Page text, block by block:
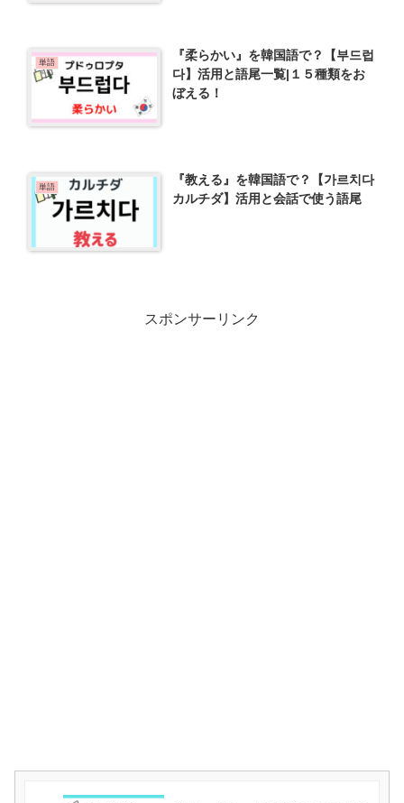
単語
『柔らかい』を韓国語で？【부드럽
다】活用と語尾一覧|１５種類をお
ぼえる！
単語
『教える』を韓国語で？【가르치다
カルチダ】活用と会話で使う語尾
スポンサーリンク